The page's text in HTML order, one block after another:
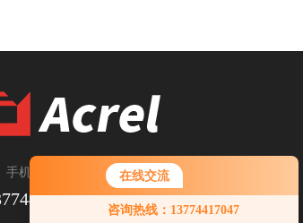
在线交流
咨询热线：13774417047
您好！欢迎前来咨询，很高兴为您
服务，请问您要咨询什么问题呢？
手机：TEL